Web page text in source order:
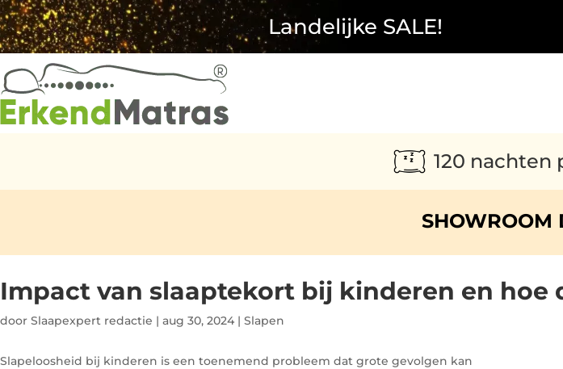
Landelijke SALE!
120 nachten
SHOWROOM
Impact van slaaptekort bij kinderen en hoe
door Slaapexpert redactie | aug 30, 2024 | Slapen
Slapeloosheid bij kinderen is een toenemend probleem dat grote gevolgen kan